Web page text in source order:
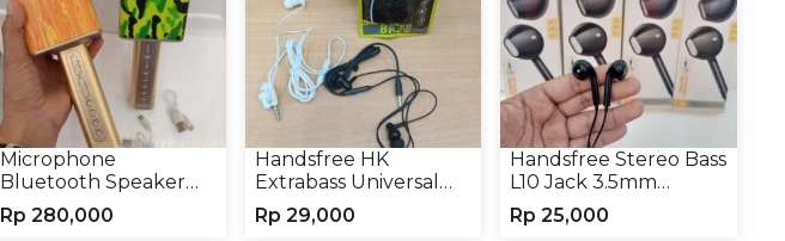
Microphone
Bluetooth Speaker
YS10A Karaoke
Mikrofon Wireless
Rp 280,000
Handsfree HK
Extrabass Universal
Jack 3.5mm 891
Earphone Headset
Rp 29,000
Handsfree Stereo Bass
L10 Jack 3.5mm
Earphone Headset
Headphone
Rp 25,000